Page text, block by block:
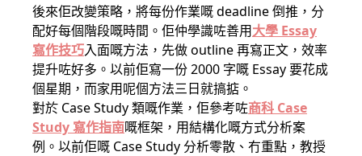
後來佢改變策略，將每份作業嘅 deadline 倒推，分
配好每個階段嘅時間。佢仲學識咗善用大學 Essay
寫作技巧入面嘅方法，先做 outline 再寫正文，效率
提升咗好多。以前佢寫一份 2000 字嘅 Essay 要花成
個星期，而家用呢個方法三日就搞掂。
對於 Case Study 類嘅作業，佢參考咗商科 Case
Study 寫作指南嘅框架，用結構化嘅方式分析案
例。以前佢嘅 Case Study 分析零散、冇重點，教授